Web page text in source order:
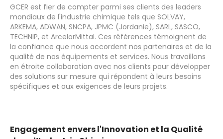
GCER est fier de compter parmi ses clients des leaders
mondiaux de l'industrie chimique tels que SOLVAY,
ARKEMA, ADWAN, SNCPA, JPMC (Jordanie), SARL, SASCO,
TECHNIP, et ArcelorMittal. Ces références témoignent de
la confiance que nous accordent nos partenaires et de la
qualité de nos équipements et services. Nous travaillons
en étroite collaboration avec nos clients pour développer
des solutions sur mesure qui répondent à leurs besoins
spécifiques et aux exigences de leurs projets.
Engagement envers l'Innovation et la Qualité